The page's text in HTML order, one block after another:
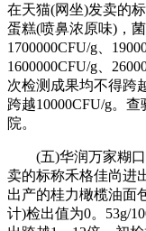
在天猫(网坐)发卖的
蛋糕(喷鼻浓原味)，
1700000CFU/g、
1600000CFU/g、
次检测成果均不得跨
跨越10000CFU/g。
院。
(五)华润万家糊口
卖的标称禾格佳尚进
出产的桂力橄榄油面
计)检出值为0。53g/